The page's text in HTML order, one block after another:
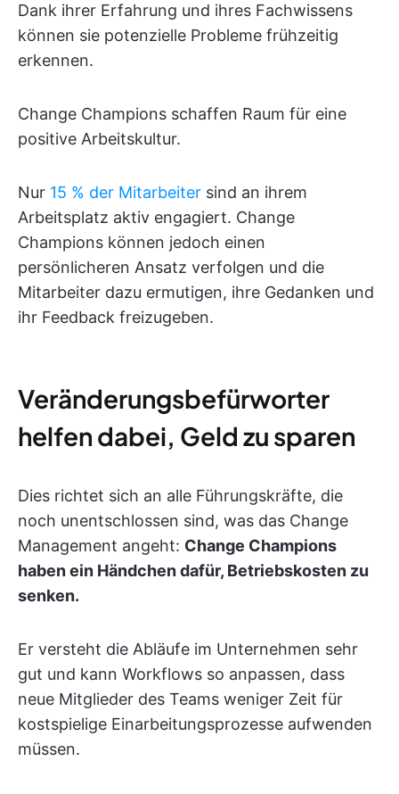
Dank ihrer Erfahrung und ihres Fachwissens
können sie potenzielle Probleme frühzeitig
erkennen.
Change Champions schaffen Raum für eine
positive Arbeitskultur.
Nur 15 % der Mitarbeiter sind an ihrem
Arbeitsplatz aktiv engagiert. Change
Champions können jedoch einen
persönlicheren Ansatz verfolgen und die
Mitarbeiter dazu ermutigen, ihre Gedanken und
ihr Feedback freizugeben.
Veränderungsbefürworter
helfen dabei, Geld zu sparen
Dies richtet sich an alle Führungskräfte, die
noch unentschlossen sind, was das Change
Management angeht: Change Champions
haben ein Händchen dafür, Betriebskosten zu
senken.
Er versteht die Abläufe im Unternehmen sehr
gut und kann Workflows so anpassen, dass
neue Mitglieder des Teams weniger Zeit für
kostspielige Einarbeitungsprozesse aufwenden
müssen.